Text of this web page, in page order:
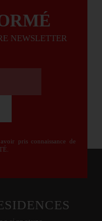
NEWSLETTER
pris connaissance de